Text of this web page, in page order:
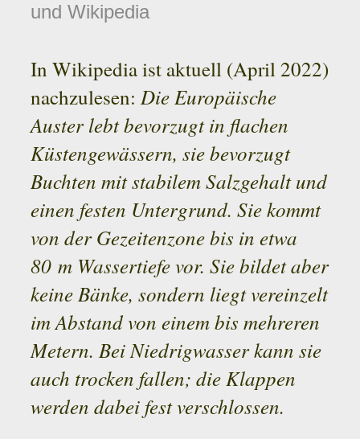
und Wikipedia
In Wikipedia ist aktuell (April 2022)
nachzulesen: Die Europäische
Auster lebt bevorzugt in flachen
Küstengewässern, sie bevorzugt
Buchten mit stabilem Salzgehalt und
einen festen Untergrund. Sie kommt
von der Gezeitenzone bis in etwa
80 m Wassertiefe vor. Sie bildet aber
keine Bänke, sondern liegt vereinzelt
im Abstand von einem bis mehreren
Metern. Bei Niedrigwasser kann sie
auch trocken fallen; die Klappen
werden dabei fest verschlossen.